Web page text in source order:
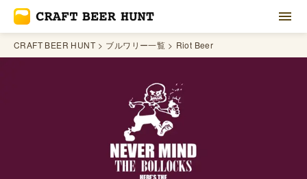
CRAFT BEER HUNT ブルワリー一覧 Riot Beer